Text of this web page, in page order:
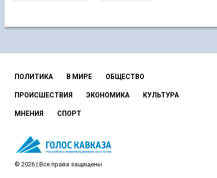
ПОЛИТИКА В МИРЕ ОБЩЕСТВО
ПРОИСШЕСТВИЯ ЭКОНОМИКА КУЛЬТУРА
МНЕНИЯ СПОРТ
© 2026 | Все права защищены